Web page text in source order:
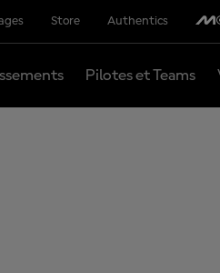
Store Authentics
Pilotes et Teams